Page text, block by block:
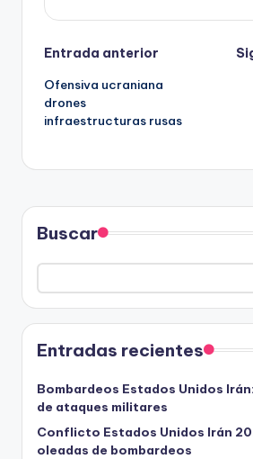
Navegación
de
entradas
Entrada anterior
Ofensiva ucraniana
drones
infraestructuras rusas
Buscar
Entradas recientes
Bombardeos Estados Unidos
de ataques militares
Conflicto Estados Unidos Irán
oleadas de bombardeos